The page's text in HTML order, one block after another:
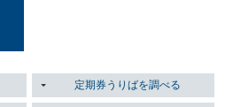
定期券うりばを調べる